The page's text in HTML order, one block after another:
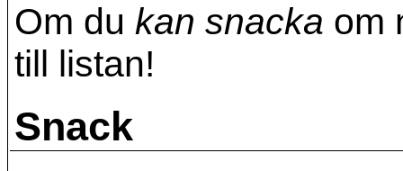
Om du kan snacka om
till listan!
Snack